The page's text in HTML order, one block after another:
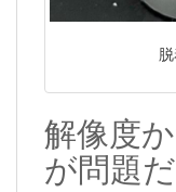
解像度
が問題